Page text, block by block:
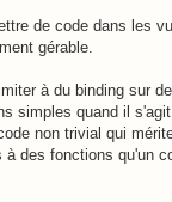
de code dans les
gérable.
à du binding sur
simples quand il
non trivial qui
des fonctions qu'un